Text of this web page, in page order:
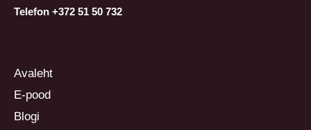
Telefon +372 51 50 732
Avaleht
E-pood
Blogi